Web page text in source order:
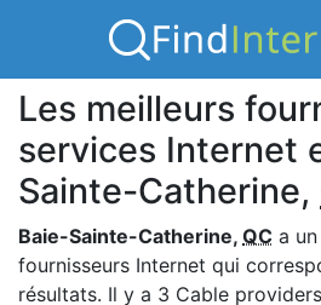
Les meilleurs
services Internet
Sainte-Catherine,
Baie-Sainte-Catherine, QC a
fournisseurs Internet qui
résultats. Il y a 3 Cable